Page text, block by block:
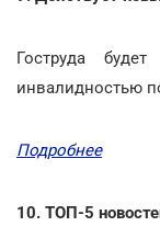
Гоструда
инвалидностью
Подробнее
10. ТОП-5